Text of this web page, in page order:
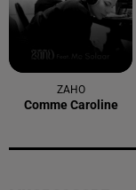
ZAHO
Comme Caroline